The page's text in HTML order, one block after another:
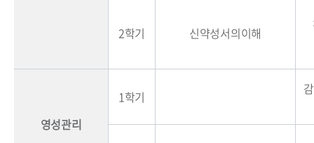
2학기 신약성서의이해
영성관리
1학기